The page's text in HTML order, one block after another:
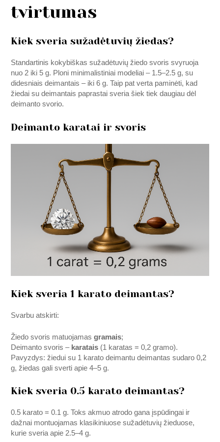
tvirtumas
Kiek sveria sužadėtuvių žiedas?
Standartinis kokybiškas sužadėtuvių žiedo svoris svyruoja
nuo 2 iki 5 g. Ploni minimalistiniai modeliai – 1.5–2.5 g, su
didesniais deimantais – iki 6 g. Taip pat verta paminėti, kad
žiedai su deimantais paprastai sveria šiek tiek daugiau dėl
deimanto svorio.
Deimanto karatai ir svoris
Kiek sveria 1 karato deimantas?
Svarbu atskirti:
Žiedo svoris matuojamasgramais;
Deimanto svoris – karatais (1 karatas = 0,2 gramo).
Pavyzdys: žiedui su 1 karato deimantu deimantas sudaro 0,2
g, žiedas gali sverti apie 4–5 g.
Kiek sveria 0.5 karato deimantas?
0.5 karato = 0.1 g. Toks akmuo atrodo gana įspūdingai ir
dažnai montuojamas klasikiniuose sužadėtuvių žieduose,
kurie sveria apie 2.5–4 g.